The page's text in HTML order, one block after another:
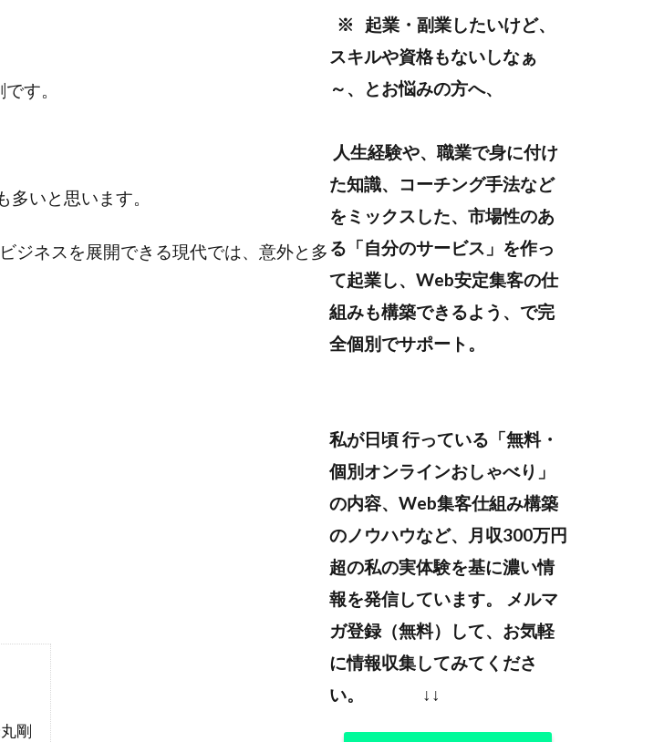
す。
いと思います。
ジネスを展開できる現代では、意外と多
剛
※ 起業・副業したいけど、
スキルや資格もないしなぁ
～、とお悩みの方へ、
人生経験や、職業で身に付け
た知識、コーチング手法など
をミックスした、市場性のあ
る「自分のサービス」を作っ
て起業し、Web安定集客の仕
組みも構築できるよう、で完
全個別でサポート。
私が日頃 行っている「無料・
個別オンラインおしゃべり」
の内容、Web集客仕組み構築
のノウハウなど、月収300万円
超の私の実体験を基に濃い情
報を発信しています。
メルマ
ガ登録（無料）して、お気軽
に情報収集してみてくださ
い。
↓↓